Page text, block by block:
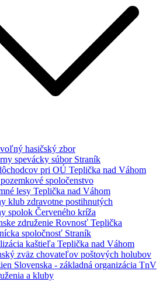
hasičský zbor
spevácky súbor Straník
pri OÚ Teplička nad Váhom
spoločenstvo
lesy Teplička nad Váhom
klub zdravotne postihnutých
spolok Červeného kríža
združenie Rovnosť Teplička
spoločnosť Straník
kaštieľa Teplička nad Váhom
zväz chovateľov poštových holubov
Slovenska - základná organizácia TnV
a kluby